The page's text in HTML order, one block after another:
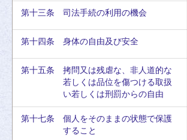
第十三条 司法手続の利用の機会
第十四条 身体の自由及び安全
第十五条 拷問又は残虐な、非人道的な
若しくは品位を傷つける取扱
い若しくは刑罰からの自由
第十七条 個人をそのままの状態で保護
すること